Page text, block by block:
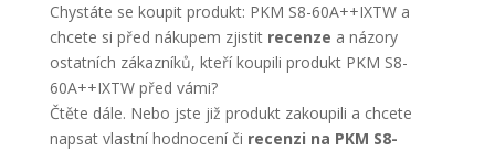
Chystáte se koupit produkt: PKM S8-60A++IXTW a
chcete si před nákupem zjistit recenze a názory
ostatních zákazníků, kteří koupili produkt PKM S8-
60A++IXTW před vámi?
Čtěte dále. Nebo jste již produkt zakoupili a chcete
napsat vlastní hodnocení či recenzi na PKM S8-